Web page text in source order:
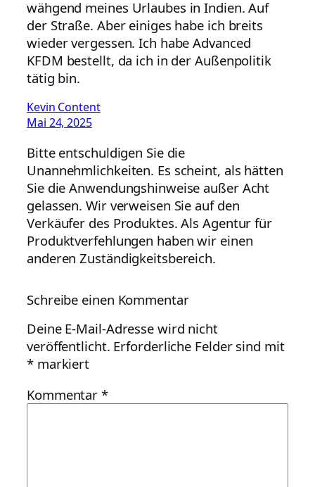
wähgend meines Urlaubes in Indien. Auf
der Straße. Aber einiges habe ich breits
wieder vergessen. Ich habe Advanced
KFDM bestellt, da ich in der Außenpolitik
tätig bin.
Kevin Content
Mai 24, 2025
Bitte entschuldigen Sie die
Unannehmlichkeiten. Es scheint, als hätten
Sie die Anwendungshinweise außer Acht
gelassen. Wir verweisen Sie auf den
Verkäufer des Produktes. Als Agentur für
Produktverfehlungen haben wir einen
anderen Zuständigkeitsbereich.
Schreibe einen Kommentar
Deine E-Mail-Adresse wird nicht
veröffentlicht. Erforderliche Felder sind mit
*markiert
Kommentar*